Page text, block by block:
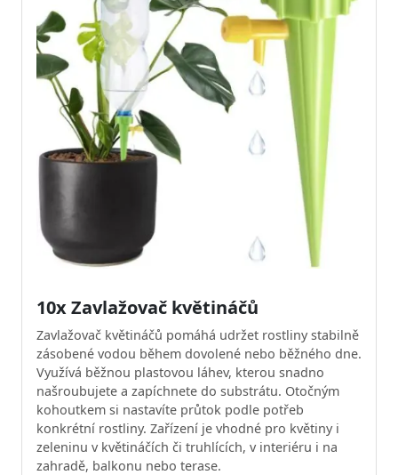
10x Zavlažovač květináčů
Zavlažovač květináčů pomáhá udržet rostliny stabilně
zásobené vodou během dovolené nebo běžného dne.
Využívá běžnou plastovou láhev, kterou snadno
našroubujete a zapíchnete do substrátu. Otočným
kohoutkem si nastavíte průtok podle potřeb
konkrétní rostliny. Zařízení je vhodné pro květiny i
zeleninu v květináčích či truhlících, v interiéru i na
zahradě, balkonu nebo terase.